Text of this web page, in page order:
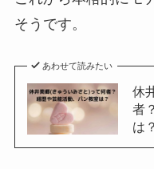
そうです。
あわせて読みたい
休
者
は？